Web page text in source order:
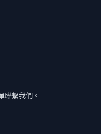
聯繫我們。